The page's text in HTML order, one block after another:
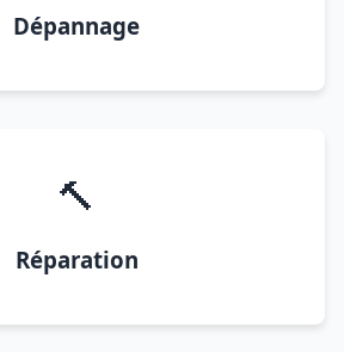
Dépannage
🔨
Réparation